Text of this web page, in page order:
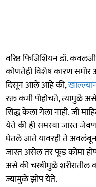
वरिष्ठ फिजिशियन डॉ.
कोणतेही विशेष कारण
दिसून आले आहे की,
रक्त कमी पोहोचते, त्यामुळे
सिद्ध केला गेला नाही. जी
येते की ही समस्या जास्त
घेतले जाते यावरही ते
जास्त असेल तर फूड कोमा
असे की चरबीमुळे शरीरातील
ज्यामुळे झोप येते.